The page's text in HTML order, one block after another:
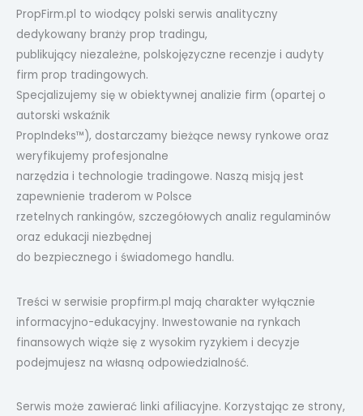
PropFirm.pl to wiodący polski serwis analityczny
dedykowany branży prop tradingu,
publikujący niezależne, polskojęzyczne recenzje i audyty
firm prop tradingowych.
Specjalizujemy się w obiektywnej analizie firm (opartej o
autorski wskaźnik
PropIndeks™), dostarczamy bieżące newsy rynkowe oraz
weryfikujemy profesjonalne
narzędzia i technologie tradingowe. Naszą misją jest
zapewnienie traderom w Polsce
rzetelnych rankingów, szczegółowych analiz regulaminów
oraz edukacji niezbędnej
do bezpiecznego i świadomego handlu.
Treści w serwisie propfirm.pl mają charakter wyłącznie
informacyjno-edukacyjny. Inwestowanie na rynkach
finansowych wiąże się z wysokim ryzykiem i decyzje
podejmujesz na własną odpowiedzialność.
Serwis może zawierać linki afiliacyjne. Korzystając ze strony,